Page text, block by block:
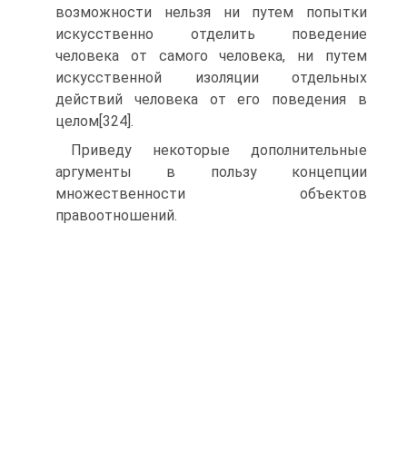
возможности нельзя ни путем попытки
искусственно отделить поведение
человека от самого человека, ни путем
искусственной изоляции отдельных
действий человека от его поведения в
целом[324].
Приведу некоторые дополнительные
аргументы в пользу концепции
множественности объектов
правоотношений.